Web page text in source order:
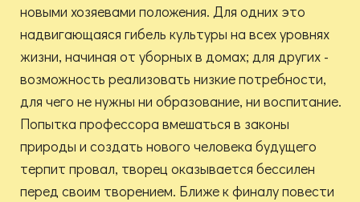
новыми хозяевами положения. Для одних это
надвигающаяся гибель культуры на всех уровнях
жизни, начиная от уборных в домах; для других -
возможность реализовать низкие потребности,
для чего не нужны ни образование, ни воспитание.
Попытка профессора вмешаться в законы
природы и создать нового человека будущего
терпит провал, творец оказывается бессилен
перед своим творением. Ближе к финалу повести